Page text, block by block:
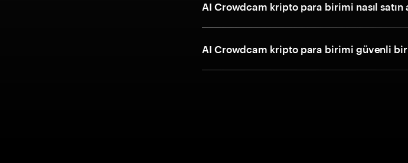
AI Crowdcam kripto para birimi nasıl satın
AI Crowdcam kripto para birimi güvenli bir